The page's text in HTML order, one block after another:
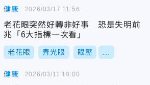
健康
老花眼突然好轉非好事 恐是失明前
兆「6大指標一次看」
老花眼 青光眼 眼壓
2026/03/17 11:56
健康 2026/03/11 10:00